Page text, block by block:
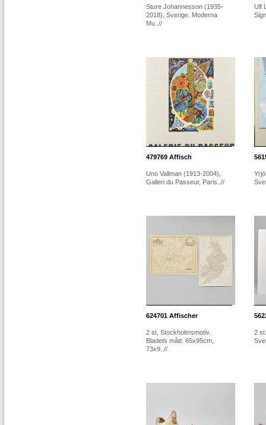
Sture Johannesson (1935-
2018), Sverige. Moderna
Mu..//
Ulf
479769 Affisch
Uno Vallman (1913-2004),
Galleri du Passeur, Paris..//
624701 Affischer
2 st, Stockholmsmotiv.
Bladets mått: 65x95cm,
73x9..//
2